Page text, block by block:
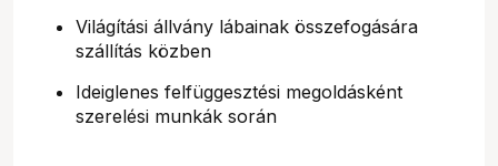
Világítási állvány lábainak összefogására
szállítás közben
Ideiglenes felfüggesztési megoldásként
szerelési munkák során